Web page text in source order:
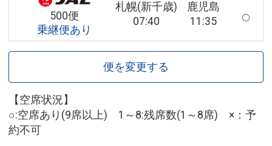
500便
乗継便あり
札幌(新千歳)
07:40
鹿児島
11:35
便を変更する
【空席状況】
○:空席あり(9席以上) 1～8:残席数(1～8席) ×：予
約不可